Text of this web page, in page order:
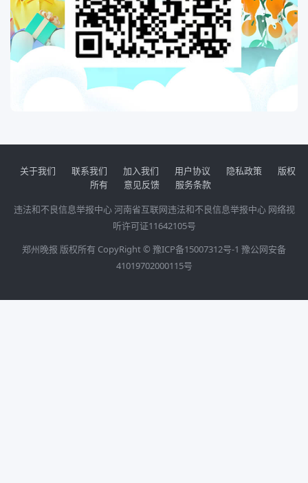
关于我们 联系我们 加入我们 用户协议 隐私政策
版权
所有
意见反馈
服务条款
违法和不良信息举报中心河南省互联网违法和不良信息举报中心 网络视
听许可证11642105号
郑州晚报 版权所有 CopyRight © 豫ICP备15007312号-1 豫公网安备
41019702000115号